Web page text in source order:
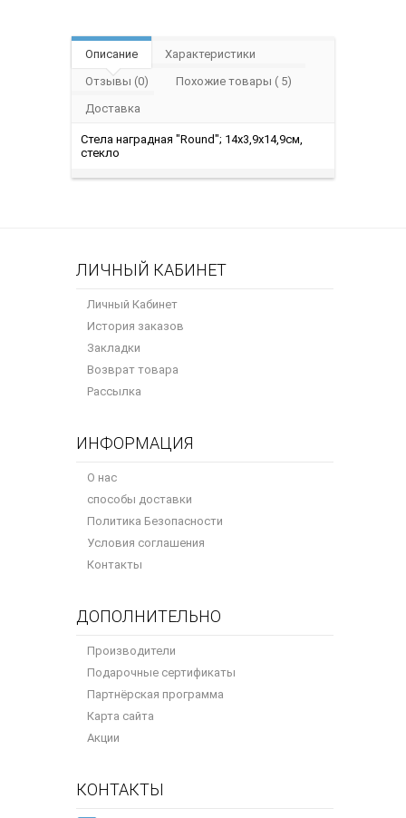
Описание
Характеристики
Отзывы (0)
Похожие товары ( 5)
Доставка
Стела наградная "Round"; 14х3,9х14,9см,
стекло
ЛИЧНЫЙ КАБИНЕТ
Личный Кабинет
История заказов
Закладки
Возврат товара
Рассылка
ИНФОРМАЦИЯ
О нас
способы доставки
Политика Безопасности
Условия соглашения
Контакты
ДОПОЛНИТЕЛЬНО
Производители
Подарочные сертификаты
Партнёрская программа
Карта сайта
Акции
КОНТАКТЫ